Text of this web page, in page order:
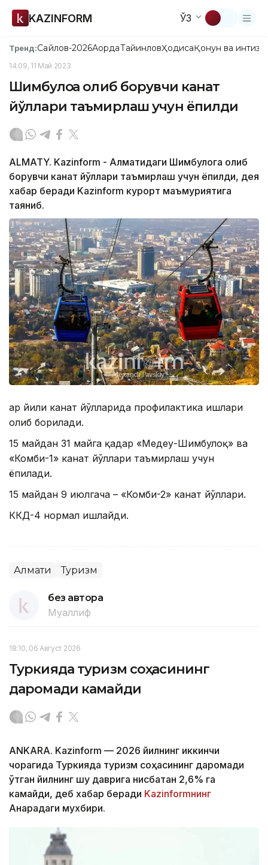
KAZINFORM ЎЗ
Тренд:Сайлов-2026АқордаТайинловҲодисаҚонун ва
14:09, 11 Май 2023
Шимбулоққа олиб борувчи канат
йўллари таъмирлаш учун ёпилди
ALMATY. Kazinform - Алматидаги Шимбулоқга олиб
борувчи канат йўллари таъмирлаш учун ёпилди, дея
хабар беради Kazinform курорт маъмуриятига
таяниб.
Ҳар йили канат йўлларида профилактика ишлари
олиб борилади.
15 майдан 31 майга қадар «Медеу-Шимбулоқ» ва
«Комби-1» канат йўллари таъмирлаш учун
ёпилади.
15 майдан 9 июлгача – «Комби-2» канат йўллари.
ККД-4 нормал ишлайди.
Алмати Туризм
без автора
Муаллиф
18:10, 06 Август 2026
Туркияда туризм соҳасининг
даромади камайди
ANKARA. Kazinform — 2026 йилнинг иккинчи
чорагида Туркияда туризм соҳасининг даромади
ўтган йилнинг шу даврига нисбатан 2,6% га
камайди, деб хабар беради Kazinformнинг
Анқарадаги мухбири.